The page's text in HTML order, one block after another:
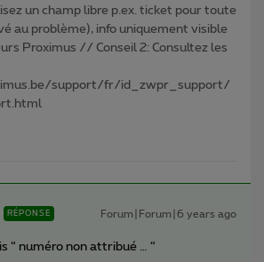
un champ libre p.ex. ticket pour toute
au problème), info uniquement visible
Proximus // Conseil 2: Consultez les
support/fr/id_zwpr_support/
RÉPONSE Forum|Forum|6 years ago
“ numéro non attribué … “